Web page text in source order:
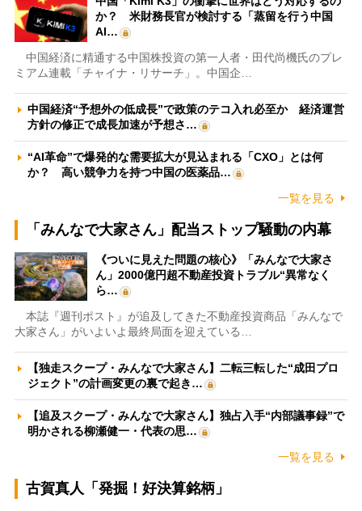
か？ 米財務長官が検討する「蒸留を行う中国
AI…
中国経済に精通する中国株投資の第一人者・田代尚機氏のプレ
ミアム連載「チャイナ・リサーチ」。中国企…
中国経済“予想外の低成長”で政策のテコ入れ必至か 経済運営
方針の修正で成長加速が予想さ…
“AI革命”で爆発的な需要拡大が見込まれる「CXO」とは何
か？ 高い競争力を持つ中国の医薬品…
一覧を見る
「みんなで大家さん」配当ストップ騒動の内幕
《ついに見えた問題の核心》「みんなで大家さ
ん」2000億円超不動産投資トラブル“異常なく
ら…
本誌『週刊ポスト』が追及してきた不動産投資商品「みんなで
大家さん」がいよいよ最終局面を迎えている…
【独走スクープ・みんなで大家さん】二転三転した“成田プロ
ジェクト”の計画変更の裏で起き…
【追及スクープ・みんなで大家さん】独占入手“内部議事録”で
明かされる柳瀬健一・代表の思…
一覧を見る
古賀真人「発掘！好決算銘柄」